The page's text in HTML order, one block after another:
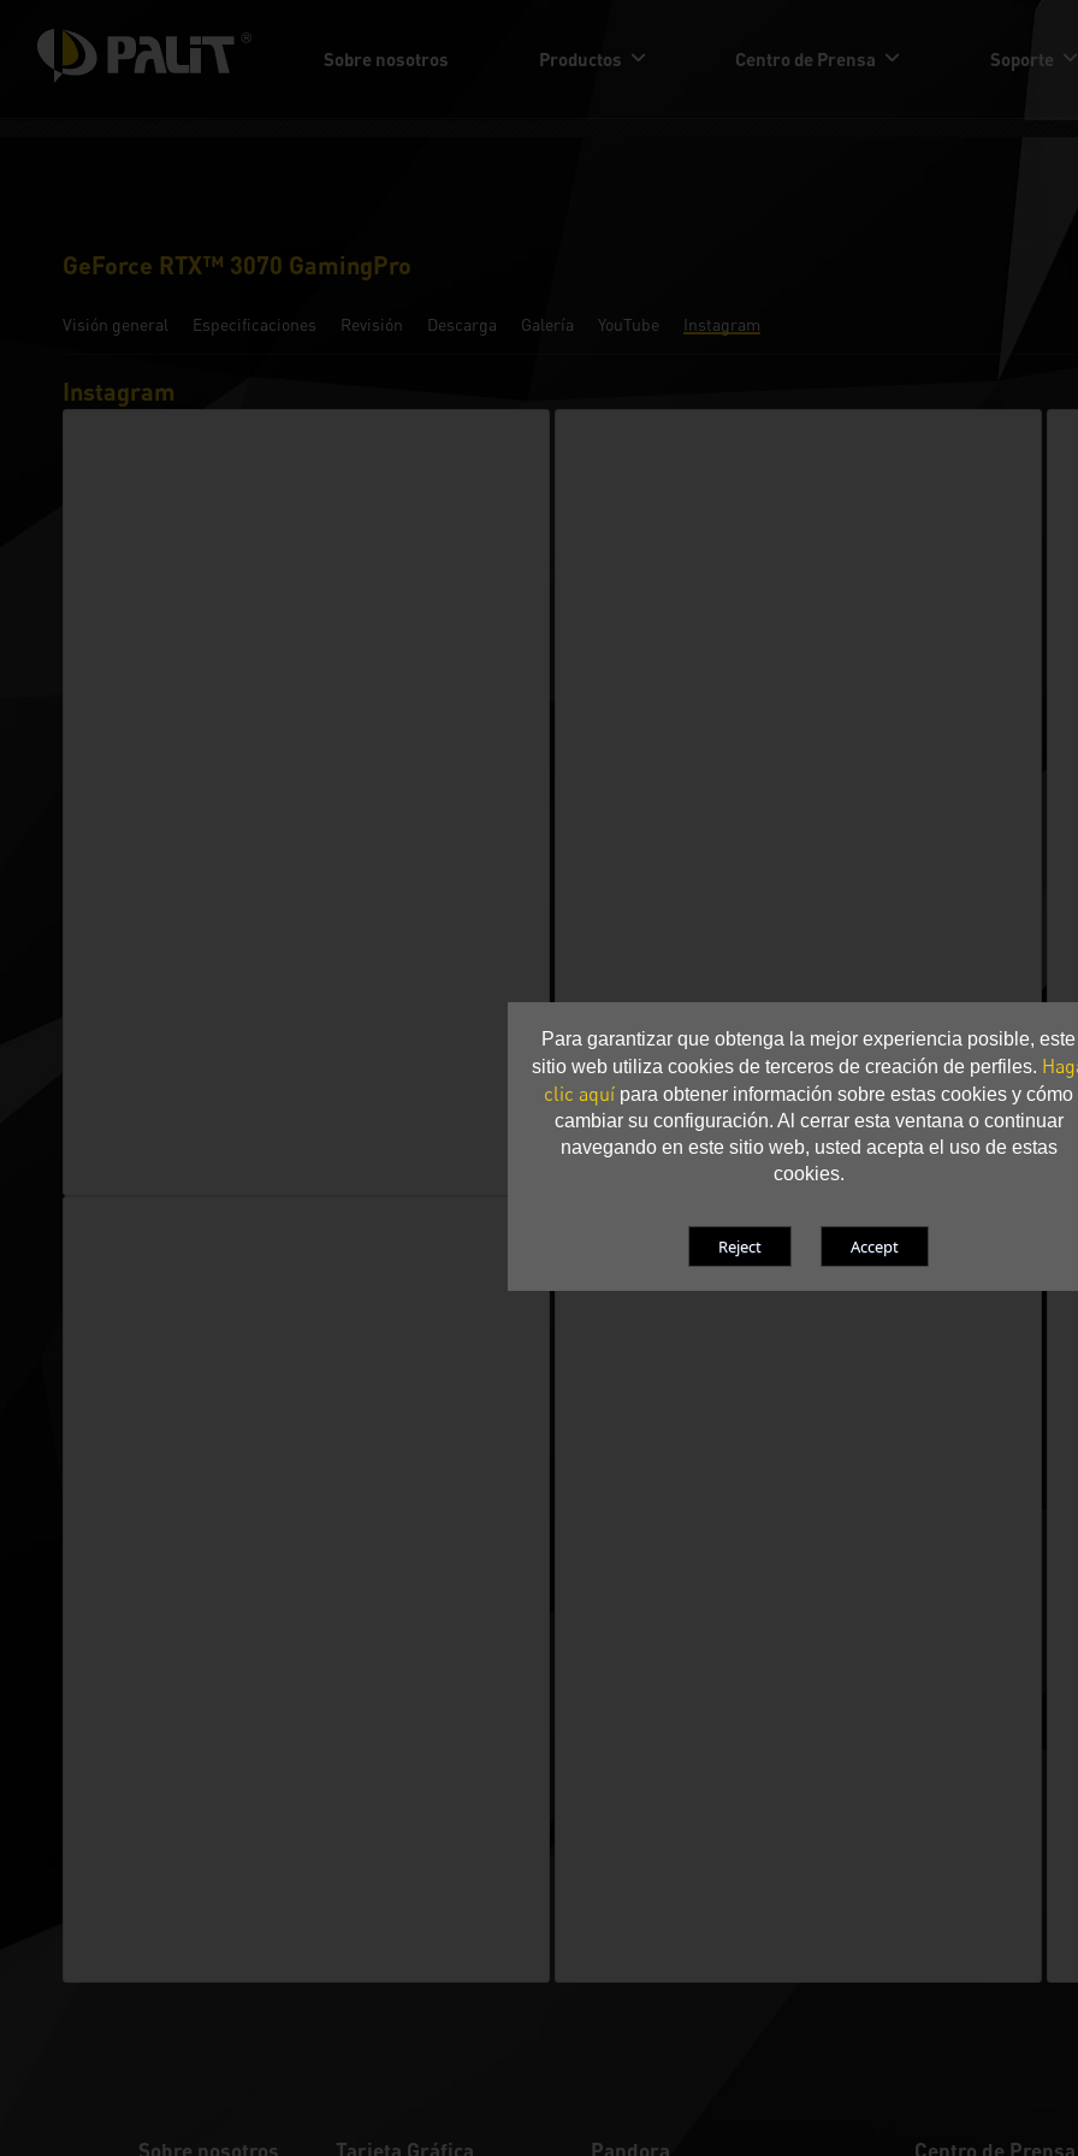
Para garantizar que obtenga la mejor experiencia posible, este
sitio web utiliza cookies de terceros de creación de perfiles.
clic aquí para obtener información sobre estas cookies y cómo
cambiar su configuración. Al cerrar esta ventana o continuar
navegando en este sitio web, usted acepta el uso de estas
cookies.
Sobre nosotros Productos Centro de Prensa Soporte
GeForce RTX™ 3070 GamingPro
Visión general Especificaciones Revisión Descarga Galería YouTube Instagram
Instagram
Sobre nosotros Tarjeta Gráfica Pandora Centro de Prensa